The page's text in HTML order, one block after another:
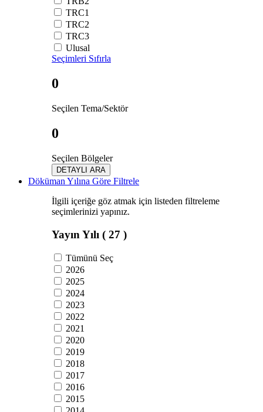
TRC1
TRC2
TRC3
Ulusal
Seçimleri Sıfırla
0
Seçilen Tema/Sektör
0
Seçilen Bölgeler
DETAYLI ARA
Döküman Yılına Göre Filtrele
İlgili içeriğe göz atmak için listeden filtreleme
seçimlerinizi yapınız.
Yayın Yılı ( 27 )
Tümünü Seç
2026
2025
2024
2023
2022
2021
2020
2019
2018
2017
2016
2015